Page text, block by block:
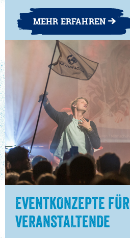
MEHR ERFAHREN
EVENTKONZEPTE FÜR
VERANSTALTENDE